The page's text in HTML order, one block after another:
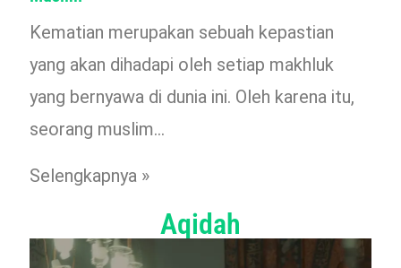
Kematian merupakan sebuah kepastian
yang akan dihadapi oleh setiap makhluk
yang bernyawa di dunia ini. Oleh karena itu,
seorang muslim…
Selengkapnya »
Aqidah